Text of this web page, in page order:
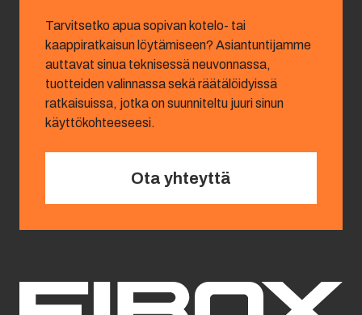
Tarvitsetko apua sopivan kotelo- tai
kaappiratkaisun löytämiseen? Asiantuntijamme
auttavat sinua teknisessä neuvonnassa,
tuotteiden valinnassa sekä räätälöidyissä
ratkaisuissa, jotka on suunniteltu juuri sinun
käyttökohteeseesi.
Ota yhteyttä